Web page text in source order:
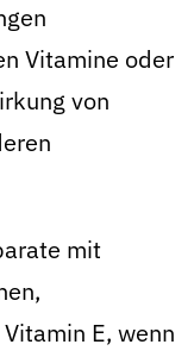
Vitamine oder
von
mit
E, wenn